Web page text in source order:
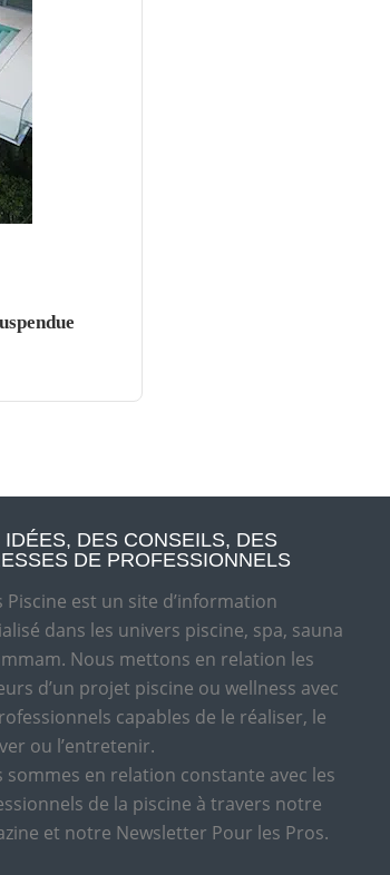
IDÉES, DES CONSEILS, DES
DE PROFESSIONNELS
Piscine est un site d’information
dans les univers piscine, spa, sauna
Nous mettons en relation les
d’un projet piscine ou wellness avec
capables de le réaliser, le
ou l’entretenir.
sommes en relation constante avec les
de la piscine à travers notre
et notre Newsletter Pour les Pros.